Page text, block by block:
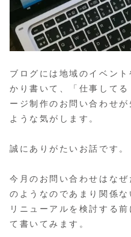
ブログには地域のイベン
かり書いて、「仕事して
ージ制作のお問い合わせ
ような気がします。
誠にありがたいお話です。
今月のお問い合わせはなぜ
のようなのであまり関係
リニューアルを検討する
て書いてみます。